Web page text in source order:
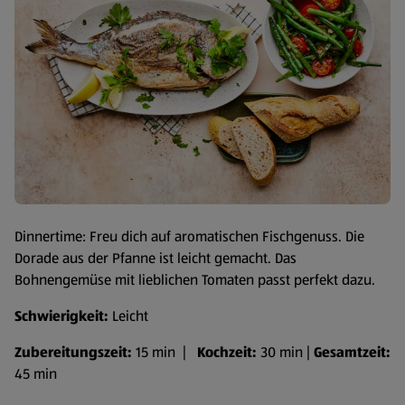
Dinnertime: Freu dich auf aromatischen Fischgenuss. Die
Dorade aus der Pfanne ist leicht gemacht. Das
Bohnengemüse mit lieblichen Tomaten passt perfekt dazu.
Schwierigkeit: Leicht
Zubereitungszeit: 15 min | Kochzeit: 30 min | Gesamtzeit:
45 min